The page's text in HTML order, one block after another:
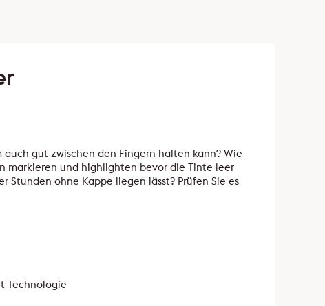
auch gut zwischen den Fingern halten kann? Wie
markieren und highlighten bevor die Tinte leer
Stunden ohne Kappe liegen lässt? Prüfen Sie es
Technologie